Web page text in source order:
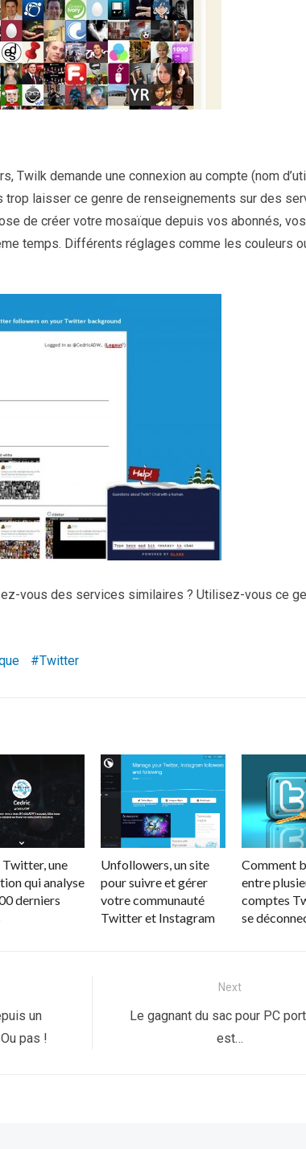
Twilk demande une connexion au compte (nom
trop laisser ce genre de renseignements sur des
de créer votre mosaïque depuis vos abonnés, vos
temps. Différents réglages comme les couleurs
vous des services similaires ? Utilisez-vous ce
Twitter
Twitter, une
qui analyse
derniers
Unfollowers, un site
pour suivre et gérer
votre communauté
Twitter et Instagram
Comment
entre
comptes
se
un
pas !
Next
Next
Le gagnant du sac pour PC
est…